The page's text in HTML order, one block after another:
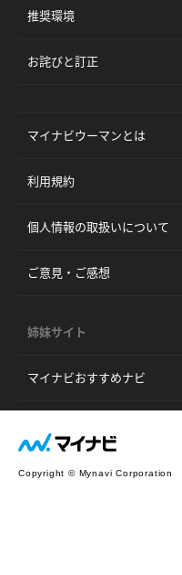
推奨環境
お詫びと訂正
マイナビウーマンとは
利用規約
個人情報の取扱いについて
ご意見・ご感想
姉妹サイト
マイナビおすすめナビ
Copyright © Mynavi Corporation